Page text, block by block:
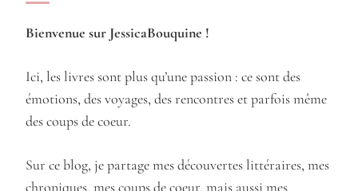
Bienvenue sur JessicaBouquine !
Ici, les livres sont plus qu’une passion : ce sont des
émotions, des voyages, des rencontres et parfois même
des coups de coeur.
Sur ce blog, je partage mes découvertes littéraires, mes
chroniques, mes coups de coeur, mais aussi mes